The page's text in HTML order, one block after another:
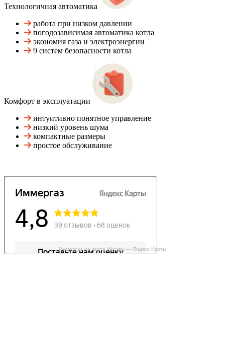
Технологичная автоматика
работа при низком давлении
погодозависимая автоматика котла
экономия газа и электроэнергии
9 систем безопасности котла
Комфорт в эксплуатации
интуитивно понятное управление
низкий уровень шума
компактные размеры
простое обслуживание
Иммергаз на карте Москвы — Яндекс Карты